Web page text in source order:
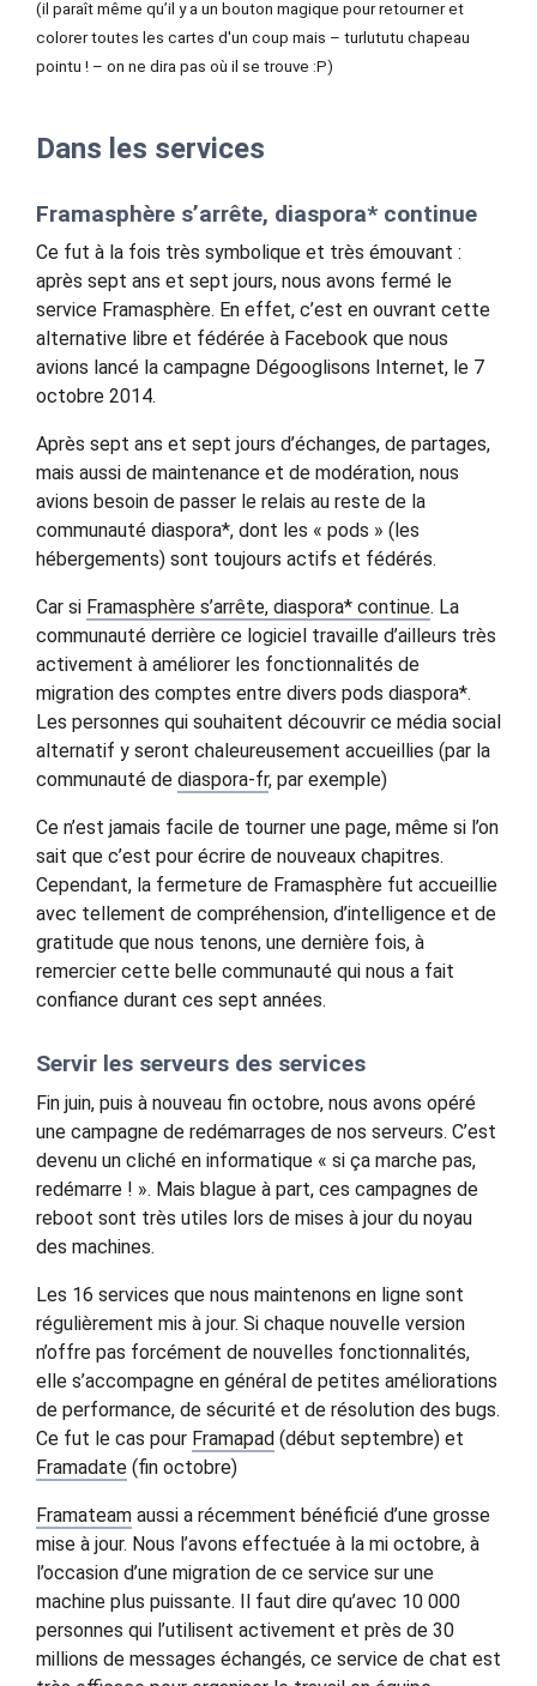
(il paraît même qu’il y a un bouton magique pour retourner et
colorer toutes les cartes d'un coup mais – turlututu chapeau
pointu ! – on ne dira pas où il se trouve :P)
Dans les services
Framasphère s’arrête, diaspora* continue
Ce fut à la fois très symbolique et très émouvant :
après sept ans et sept jours, nous avons fermé le
service Framasphère. En effet, c’est en ouvrant cette
alternative libre et fédérée à Facebook que nous
avions lancé la campagne Dégooglisons Internet, le 7
octobre 2014.
Après sept ans et sept jours d’échanges, de partages,
mais aussi de maintenance et de modération, nous
avions besoin de passer le relais au reste de la
communauté diaspora*, dont les « pods » (les
hébergements) sont toujours actifs et fédérés.
Car si Framasphère s’arrête, diaspora* continue. La
communauté derrière ce logiciel travaille d’ailleurs très
activement à améliorer les fonctionnalités de
migration des comptes entre divers pods diaspora*.
Les personnes qui souhaitent découvrir ce média social
alternatif y seront chaleureusement accueillies (par la
communauté de diaspora-fr, par exemple)
Ce n’est jamais facile de tourner une page, même si l’on
sait que c’est pour écrire de nouveaux chapitres.
Cependant, la fermeture de Framasphère fut accueillie
avec tellement de compréhension, d’intelligence et de
gratitude que nous tenons, une dernière fois, à
remercier cette belle communauté qui nous a fait
confiance durant ces sept années.
Servir les serveurs des services
Fin juin, puis à nouveau fin octobre, nous avons opéré
une campagne de redémarrages de nos serveurs. C’est
devenu un cliché en informatique « si ça marche pas,
redémarre ! ». Mais blague à part, ces campagnes de
reboot sont très utiles lors de mises à jour du noyau
des machines.
Les 16 services que nous maintenons en ligne sont
régulièrement mis à jour. Si chaque nouvelle version
n’offre pas forcément de nouvelles fonctionnalités,
elle s’accompagne en général de petites améliorations
de performance, de sécurité et de résolution des bugs.
Ce fut le cas pour Framapad (début septembre) et
Framadate (fin octobre)
Framateam aussi a récemment bénéficié d’une grosse
mise à jour. Nous l’avons effectuée à la mi octobre, à
l’occasion d’une migration de ce service sur une
machine plus puissante. Il faut dire qu’avec 10 000
personnes qui l’utilisent activement et près de 30
millions de messages échangés, ce service de chat est